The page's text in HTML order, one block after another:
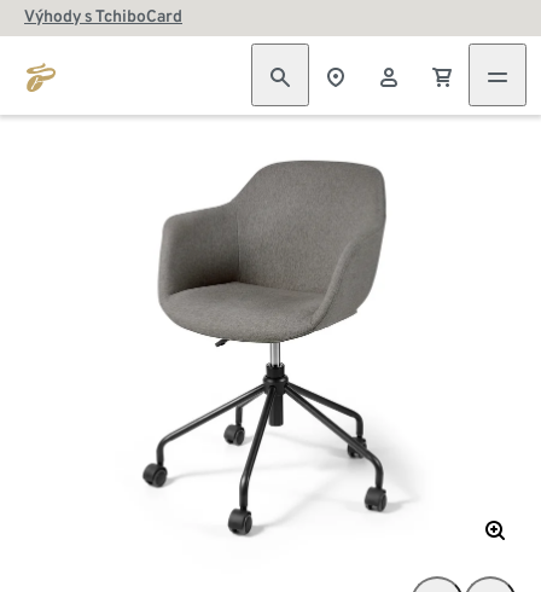
Výhody s TchiboCard